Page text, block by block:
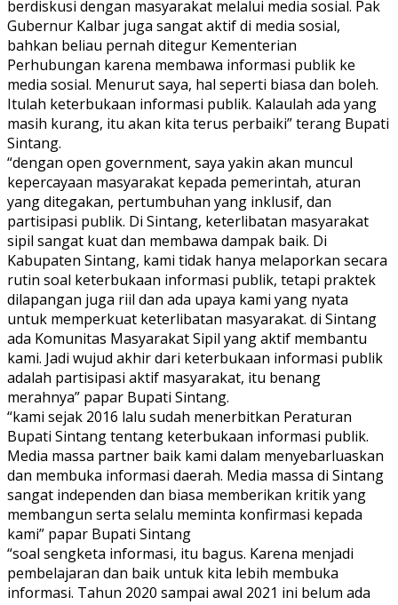
berdiskusi dengan masyarakat melalui media sosial. Pak
Gubernur Kalbar juga sangat aktif di media sosial,
bahkan beliau pernah ditegur Kementerian
Perhubungan karena membawa informasi publik ke
media sosial. Menurut saya, hal seperti biasa dan boleh.
Itulah keterbukaan informasi publik. Kalaulah ada yang
masih kurang, itu akan kita terus perbaiki” terang Bupati
Sintang.
“dengan open government, saya yakin akan muncul
kepercayaan masyarakat kepada pemerintah, aturan
yang ditegakan, pertumbuhan yang inklusif, dan
partisipasi publik. Di Sintang, keterlibatan masyarakat
sipil sangat kuat dan membawa dampak baik. Di
Kabupaten Sintang, kami tidak hanya melaporkan secara
rutin soal keterbukaan informasi publik, tetapi praktek
dilapangan juga riil dan ada upaya kami yang nyata
untuk memperkuat keterlibatan masyarakat. di Sintang
ada Komunitas Masyarakat Sipil yang aktif membantu
kami. Jadi wujud akhir dari keterbukaan informasi publik
adalah partisipasi aktif masyarakat, itu benang
merahnya” papar Bupati Sintang.
“kami sejak 2016 lalu sudah menerbitkan Peraturan
Bupati Sintang tentang keterbukaan informasi publik.
Media massa partner baik kami dalam menyebarluaskan
dan membuka informasi daerah. Media massa di Sintang
sangat independen dan biasa memberikan kritik yang
membangun serta selalu meminta konfirmasi kepada
kami” papar Bupati Sintang
“soal sengketa informasi, itu bagus. Karena menjadi
pembelajaran dan baik untuk kita lebih membuka
informasi. Tahun 2020 sampai awal 2021 ini belum ada